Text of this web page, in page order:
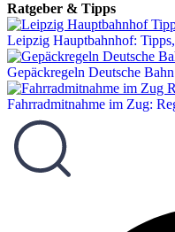
Ratgeber & Tipps
Leipzig Hauptbahnhof:
Gepäckregeln Deutsche
Fahrradmitnahme im Zug: